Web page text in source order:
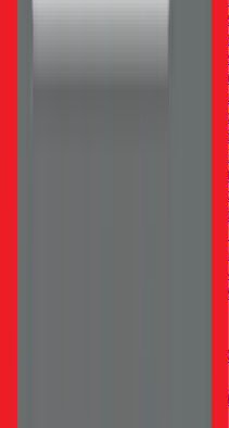
pracuje inteligentní ochranný
proti přepětí, přetížení,
konektory umožňují rychlé a
podporuje širokou škálu
přizpůsobuje výkon
ODOLNÝ V Tactical
ke špičce ve své třídě díky
UL94 a moderních
dlouhou životnost. Proto je i
programu doživotní záruky.
záruky Tactical. BE ECO
Všechny naše produkty
recyklovaného papíru,
KLÍČOVÉ VLASTNOSTI
velikost 2 USB-C port 1 USB-
Tactical Minimi GaN